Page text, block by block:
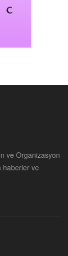
ve Organizasyon
haberler ve